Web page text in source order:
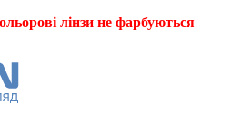
лінзи не фарбуються